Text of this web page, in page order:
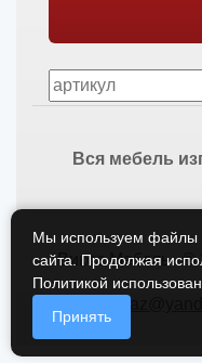
Вся мебель
Викос Мебель ©
vikos-
Мы используем файлы
сайта. Продолжая
Политикой
Принять